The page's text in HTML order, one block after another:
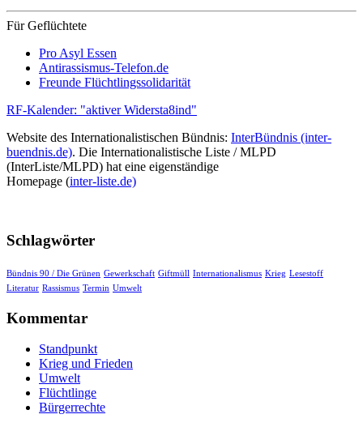
Für Geflüchtete
Pro Asyl Essen
Antirassismus-Telefon.de
Freunde Flüchtlingssolidarität
RF-Kalender: "aktiver Widersta8ind"
Website des Internationalistischen Bündnis: InterBündnis (inter-
buendnis.de). Die Internationalistische Liste / MLPD
(InterListe/MLPD) hat eine eigenständige
Homepage (inter-liste.de)
Schlagwörter
Bündnis 90 / Die Grünen Gewerkschaft Giftmüll Internationalismus Krieg Lesestoff
Literatur Rassismus Termin Umwelt
Kommentar
Standpunkt
Krieg und Frieden
Umwelt
Flüchtlinge
Bürgerrechte